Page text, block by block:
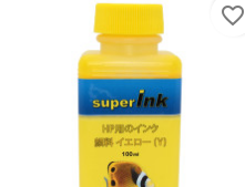
favorite_border